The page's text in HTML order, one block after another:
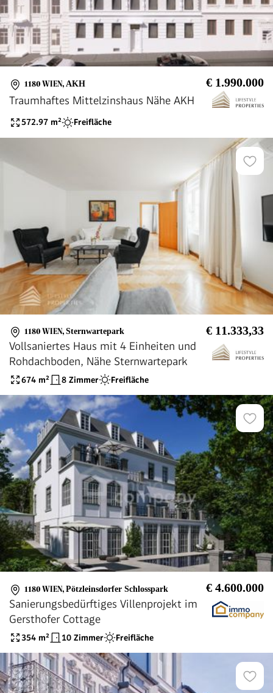
1180 WIEN, AKH € 1.990.000
Traumhaftes Mittelzinshaus Nähe AKH
572.97 m² Freifläche
1180 WIEN, Sternwartepark € 11.333,33
Vollsaniertes Haus mit 4 Einheiten und
Rohdachboden, Nähe Sternwartepark
674 m² 8 Zimmer Freifläche
1180 WIEN, Pötzleinsdorfer Schlosspark € 4.600.000
Sanierungsbedürftiges Villenprojekt im
Gersthofer Cottage
354 m² 10 Zimmer Freifläche